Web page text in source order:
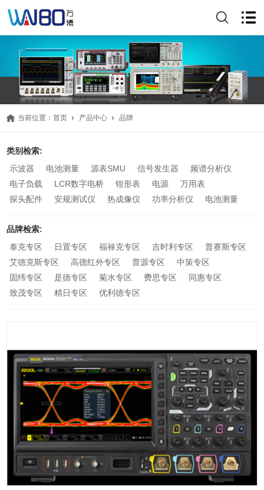
当前位置：首页 产品中心 品牌
类别检索:
示波器
电池测量 源表SMU 信号发生器
频谱分析仪
电子负载
LCR数字电桥 钳形表 电源
万用表
探头配件
安规测试仪 热成像仪 功率分析仪 电池测量
品牌检索:
泰克专区
日置专区 福禄克专区 吉时利专区
普赛斯专区
艾德克斯专区
高德红外专区 普源专区
中策专区
固纬专区
是德专区 菊水专区 费思专区
同惠专区
致茂专区
精日专区 优利德专区